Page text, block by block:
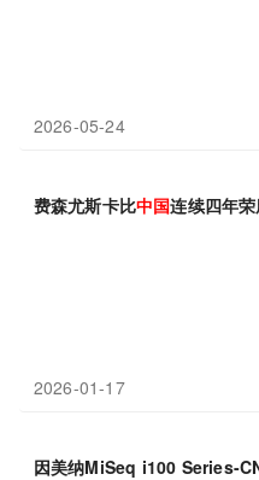
2026-05-24
费森尤斯卡比中国连续四年
2026-01-17
因美纳MiSeq i100 Series-